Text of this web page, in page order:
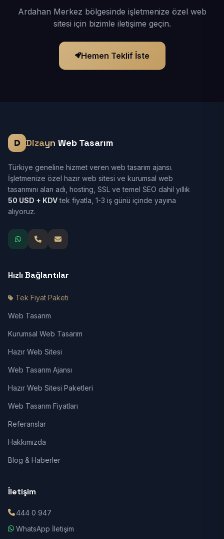
Ardahan Merkez bölgesinde işletmenize özel web
sitesi için bizimle iletişime geçin.
Hemen Teklif İste
Dizayn Web Tasarım
Türkiye geneline hizmet veren web tasarım ajansı.
İşletmenize özel hazır web sitesi ve kurumsal web
tasarımını alan adı, hosting, SSL ve temel SEO dahil yıllık
50 USD + KDVtek fiyatla, 1-3 iş günü içinde yayına
alıyoruz.
Hızlı Bağlantılar
Tek Fiyat Paketi
Web Tasarım
Kurumsal Web Tasarım
Hazır Web Sitesi
Web Tasarım Ajansı
Hazır Web Sitesi Paketleri
Web Tasarım Fiyatları
Referanslar
Hakkımızda
Blog & Haberler
İletişim
444 0 947
WhatsApp İletişim